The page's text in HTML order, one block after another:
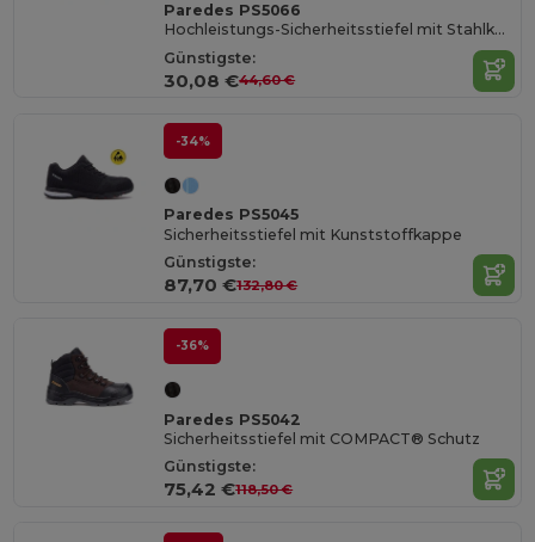
Paredes PS5066
Hochleistungs-Sicherheitsstiefel mit Stahlkappe
Günstigste:
30,08 €44,60 €
-34%
Paredes PS5045
Sicherheitsstiefel mit Kunststoffkappe
Günstigste:
87,70 €132,80 €
-36%
Paredes PS5042
Sicherheitsstiefel mit COMPACT® Schutz
Günstigste:
75,42 €118,50 €